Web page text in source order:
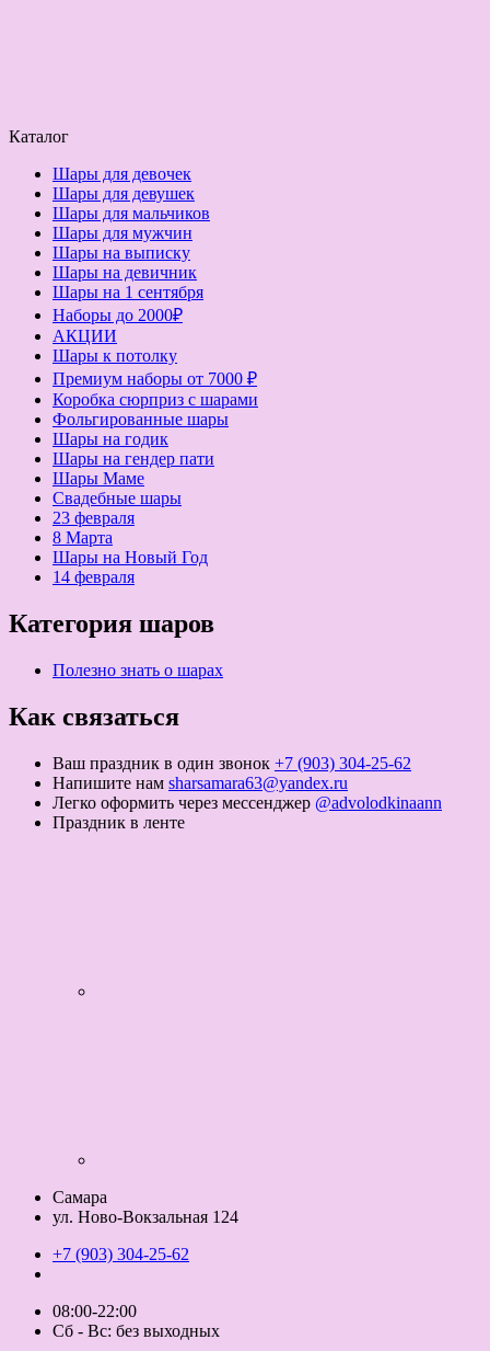
Каталог
Шары для девочек
Шары для девушек
Шары для мальчиков
Шары для мужчин
Шары на выписку
Шары на девичник
Шары на 1 сентября
Наборы до 2000₽
АКЦИИ
Шары к потолку
Премиум наборы от 7000 ₽
Коробка сюрприз с шарами
Фольгированные шары
Шары на годик
Шары на гендер пати
Шары Маме
Свадебные шары
23 февраля
8 Марта
Шары на Новый Год
14 февраля
Категория шаров
Полезно знать о шарах
Как связаться
Ваш праздник в один звонок +7 (903) 304-25-62
Напишите нам sharsamara63@yandex.ru
Легко оформить через мессенджер @advolodkinaann
Праздник в ленте
Самара
ул. Ново-Вокзальная 124
+7 (903) 304-25-62
08:00-22:00
Сб - Вс: без выходных